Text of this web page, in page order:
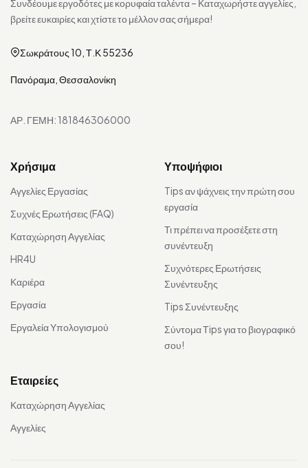
Συνδέουμε εργοδότες με κορυφαία ταλέντα – Καταχωρήστε αγγελίες,
βρείτε ευκαιρίες και χτίστε το μέλλον σας σήμερα!
Σωκράτους 10, Τ.Κ 55236
Πανόραμα, Θεσσαλονίκη
ΑΡ. ΓΕΜΗ: 181846306000
Χρήσιμα
Αγγελίες Εργασίας
Συχνές Ερωτήσεις (FAQ)
Καταχώρηση Αγγελίας
HR4U
Καριέρα
Εργασία
Εργαλεία Υπολογισμού
Υποψήφιοι
Tips αν ψάχνεις την πρώτη σου
εργασία
Τι πρέπει να προσέξετε στη
συνέντευξη
Συχνότερες Ερωτήσεις
Συνέντευξης
Tips Συνέντευξης
Σύντομα Τips για το βιογραφικό
σου!
Εταιρείες
Καταχώρηση Αγγελίας
Αγγελίες